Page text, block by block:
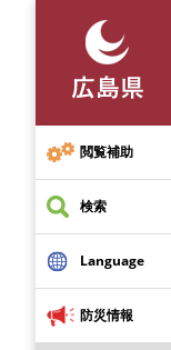
先
頭
で
す
閲覧補助
検索
Language
防災情報